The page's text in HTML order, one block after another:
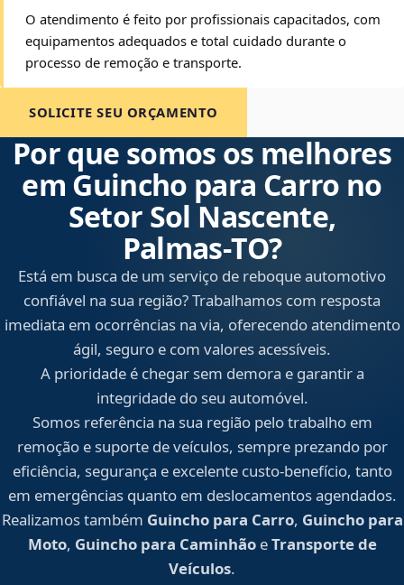
O atendimento é feito por profissionais capacitados, com
equipamentos adequados e total cuidado durante o
processo de remoção e transporte.
SOLICITE SEU ORÇAMENTO
Por que somos os melhores
em Guincho para Carro no
Setor Sol Nascente,
Palmas‑TO?
Está em busca de um serviço de reboque automotivo
confiável na sua região? Trabalhamos com resposta
imediata em ocorrências na via, oferecendo atendimento
ágil, seguro e com valores acessíveis.
A prioridade é chegar sem demora e garantir a
integridade do seu automóvel.
Somos referência na sua região pelo trabalho em
remoção e suporte de veículos, sempre prezando por
eficiência, segurança e excelente custo-benefício, tanto
em emergências quanto em deslocamentos agendados.
Realizamos também Guincho para Carro, Guincho para
Moto, Guincho para CaminhãoeTransporte de
Veículos.